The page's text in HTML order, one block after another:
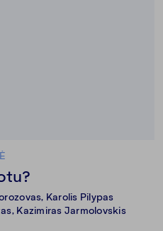
, Karolis Pilypas
, Kazimiras Jarmolovskis